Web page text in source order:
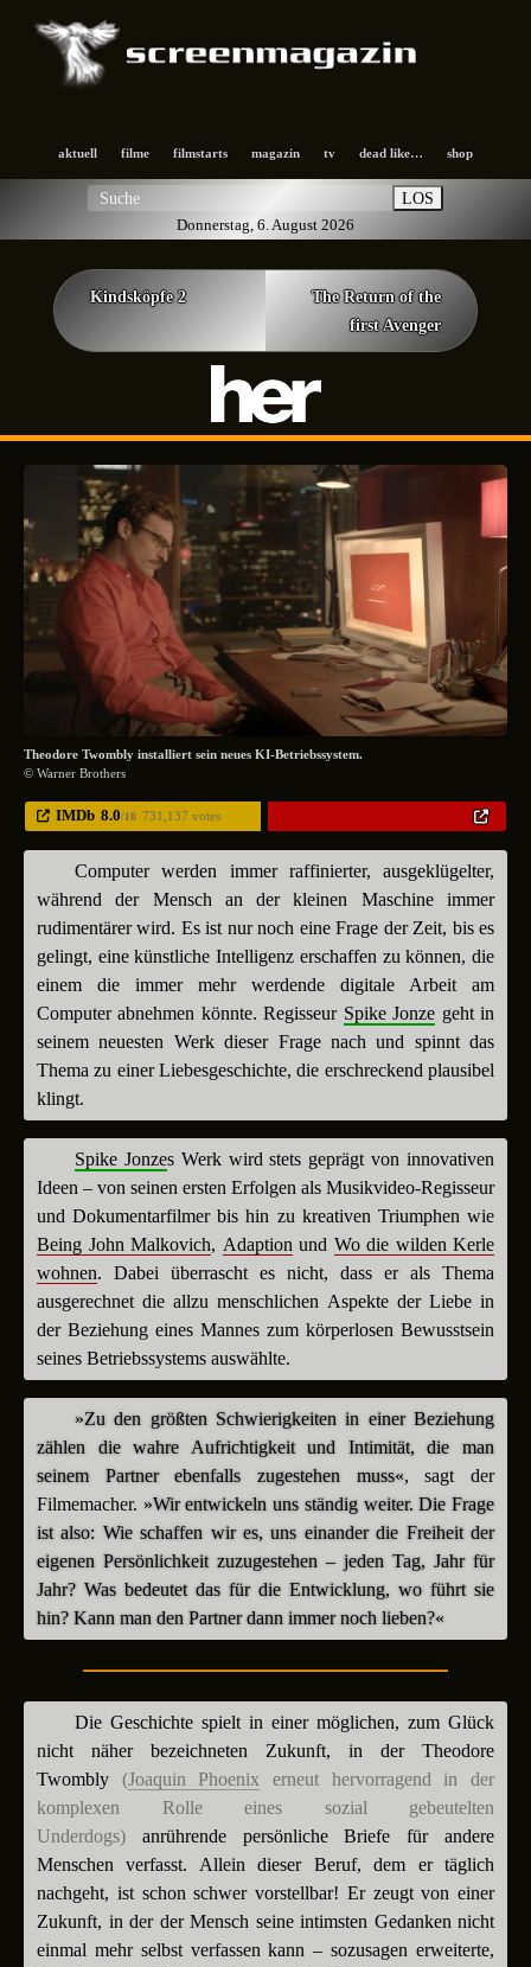
aktuell filme filmstarts magazin tv dead like… shop
LOS
Donnerstag, 6. August 2026
Kindsköpfe 2
The Return of the
first Avenger
Theodore Twombly installiert sein neues KI-Betriebssystem.
© Warner Brothers
IMDb 8.0/10 731,137 votes
Computer werden immer raffinierter, ausgeklügelter,
während der Mensch an der kleinen Maschine immer
rudimentärer wird. Es ist nur noch eine Frage der Zeit, bis es
gelingt, eine künstliche Intelligenz erschaffen zu können, die
einem die immer mehr werdende digitale Arbeit am
Computer abnehmen könnte. Regisseur Spike Jonze geht in
seinem neuesten Werk dieser Frage nach und spinnt das
Thema zu einer Liebesgeschichte, die erschreckend plausibel
klingt.
Spike Jonzes Werk wird stets geprägt von innovativen
Ideen – von seinen ersten Erfolgen als Musikvideo-Regisseur
und Dokumentarfilmer bis hin zu kreativen Triumphen wie
Being John Malkovich, Adaption und Wo die wilden Kerle
wohnen. Dabei überrascht es nicht, dass er als Thema
ausgerechnet die allzu menschlichen Aspekte der Liebe in
der Beziehung eines Mannes zum körperlosen Bewusstsein
seines Betriebssystems auswählte.
»Zu den größten Schwierigkeiten in einer Beziehung
zählen die wahre Aufrichtigkeit und Intimität, die man
seinem Partner ebenfalls zugestehen muss«, sagt der
Filmemacher. »Wir entwickeln uns ständig weiter. Die Frage
ist also: Wie schaffen wir es, uns einander die Freiheit der
eigenen Persönlichkeit zuzugestehen – jeden Tag, Jahr für
Jahr? Was bedeutet das für die Entwicklung, wo führt sie
hin? Kann man den Partner dann immer noch lieben?«
Die Geschichte spielt in einer möglichen, zum Glück
nicht näher bezeichneten Zukunft, in der Theodore
Twombly (Joaquin Phoenix erneut hervorragend in der
komplexen Rolle eines sozial gebeutelten
Underdogs) anrührende persönliche Briefe für andere
Menschen verfasst. Allein dieser Beruf, dem er täglich
nachgeht, ist schon schwer vorstellbar! Er zeugt von einer
Zukunft, in der der Mensch seine intimsten Gedanken nicht
einmal mehr selbst verfassen kann – sozusagen erweiterte,